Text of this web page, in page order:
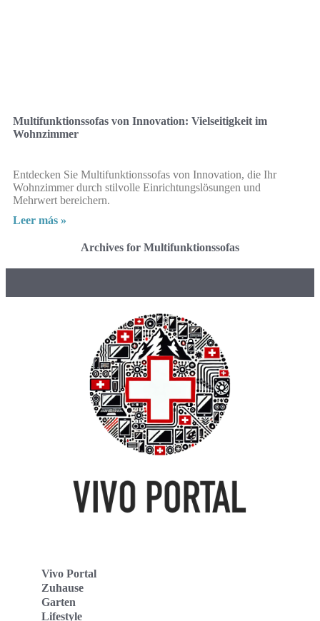
Multifunktionssofas von Innovation: Vielseitigkeit im
Wohnzimmer
Entdecken Sie Multifunktionssofas von Innovation, die Ihr
Wohnzimmer durch stilvolle Einrichtungslösungen und
Mehrwert bereichern.
Leer más »
Archives for Multifunktionssofas
Vivo Portal
Zuhause
Garten
Lifestyle